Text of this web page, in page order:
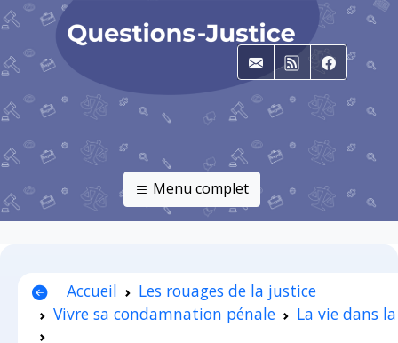
E-mailRSS
Menu complet
Accueil
Les rouages de la justice
Vivre sa condamnation pénale
La vie dans